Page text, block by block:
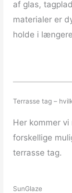
af glas,
materialer er
holde i
Terrasse tag –
Her kommer
forskellige
terrasse tag.
SunGlaze